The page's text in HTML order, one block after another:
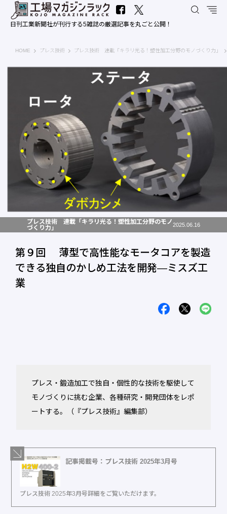
日刊工業新聞社が刊行する5雑誌の厳選記事を丸ごと公開！
HOME 工場マガジンラック｜日刊工業新聞社
プレス技術 プレス技術 連載「キラリ光る！塑性加工分野のモノづくり力」
プレス技術 連載「キラリ光る！塑性加工分野のモノ
づくり力」
2025.06.16
第９回 薄型で高性能なモータコアを製造
できる独自のかしめ工法を開発―ミスズ工
業
プレス・鍛造加工で独自・個性的な技術を駆使して
モノづくりに挑む企業、各種研究・開発団体をレポ
ートする。（『プレス技術』編集部）
記事掲載号：プレス技術 2025年3月号
プレス技術 2025年3月号詳細をご覧いただけます。